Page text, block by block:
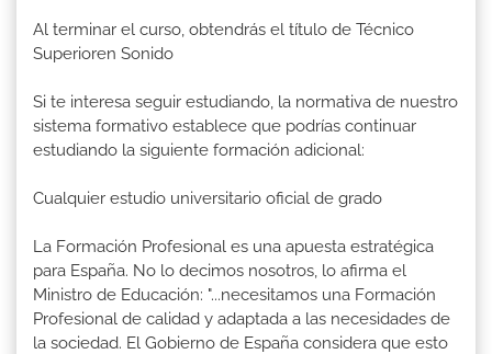
Al terminar el curso, obtendrás el título de Técnico
Superioren Sonido
Si te interesa seguir estudiando, la normativa de nuestro
sistema formativo establece que podrías continuar
estudiando la siguiente formación adicional:
Cualquier estudio universitario oficial de grado
La Formación Profesional es una apuesta estratégica
para España. No lo decimos nosotros, lo afirma el
Ministro de Educación: "...necesitamos una Formación
Profesional de calidad y adaptada a las necesidades de
la sociedad. El Gobierno de España considera que esto